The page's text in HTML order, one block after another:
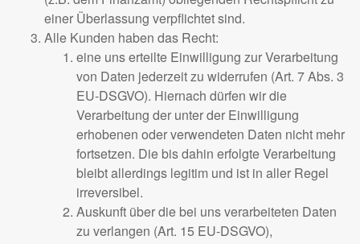
einer Überlassung verpflichtet sind.
Alle Kunden haben das Recht:
eine uns erteilte Einwilligung zur Verarbeitung
von Daten jederzeit zu widerrufen (Art. 7 Abs. 3
EU-DSGVO). Hiernach dürfen wir die
Verarbeitung der unter der Einwilligung
erhobenen oder verwendeten Daten nicht mehr
fortsetzen. Die bis dahin erfolgte Verarbeitung
bleibt allerdings legitim und ist in aller Regel
irreversibel.
Auskunft über die bei uns verarbeiteten Daten
zu verlangen (Art. 15 EU-DSGVO),